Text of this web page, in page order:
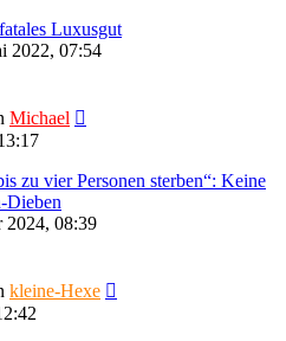
Luxusgut
2022, 07:54
Michael
zu vier Personen sterben“: Keine
Dieben
08:39
kleine-Hexe